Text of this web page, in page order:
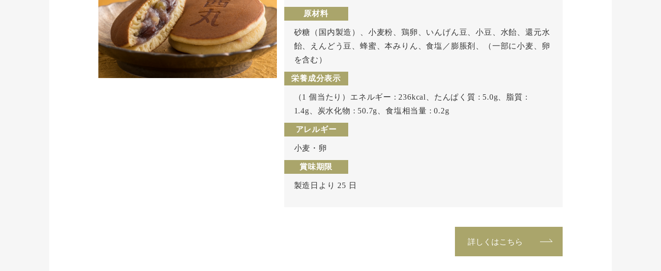
原材料
砂糖（国内製造）、小麦粉、鶏卵、いんげん豆、小豆、水飴、還元水
飴、えんどう豆、蜂蜜、本みりん、食塩／膨脹剤、（一部に小麦、卵
を含む）
栄養成分表示
（1 個当たり）エネルギー : 236kcal、たんぱく質 : 5.0g、脂質 :
1.4g、炭水化物 : 50.7g、食塩相当量 : 0.2g
アレルギー
小麦・卵
賞味期限
製造日より 25 日
詳しくはこちら